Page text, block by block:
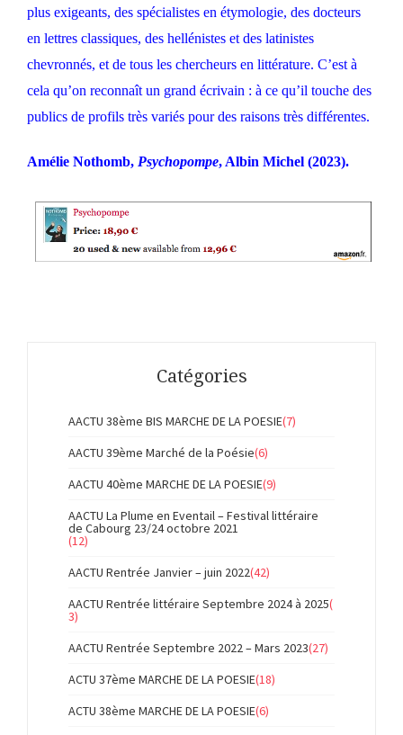
plus exigeants, des spécialistes en étymologie, des docteurs
en lettres classiques, des hellénistes et des latinistes
chevronnés, et de tous les chercheurs en littérature. C’est à
cela qu’on reconnaît un grand écrivain : à ce qu’il touche des
publics de profils très variés pour des raisons très différentes.
Amélie Nothomb, Psychopompe, Albin Michel (2023).
Catégories
AACTU 38ème BIS MARCHE DE LA POESIE(7)
AACTU 39ème Marché de la Poésie(6)
AACTU 40ème MARCHE DE LA POESIE(9)
AACTU La Plume en Eventail – Festival littéraire
de Cabourg 23/24 octobre 2021
(12)
AACTU Rentrée Janvier – juin 2022(42)
AACTU Rentrée littéraire Septembre 2024 à 2025(
3)
AACTU Rentrée Septembre 2022 – Mars 2023(27)
ACTU 37ème MARCHE DE LA POESIE(18)
ACTU 38ème MARCHE DE LA POESIE(6)